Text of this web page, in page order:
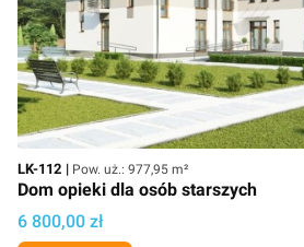
Kod
LK-112 Powierzchnia użytkowa
Pow. uż.: 977,95 m²
Dom opieki dla osób starszych
Cena projektu
6 800,00 zł